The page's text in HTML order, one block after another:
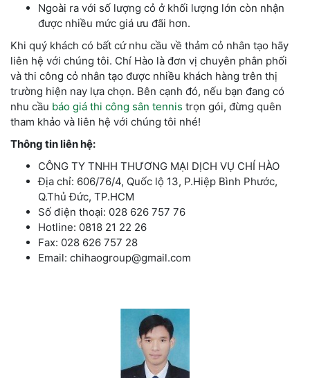
Ngoài ra với số lượng cỏ ở khối lượng lớn còn nhận
được nhiều mức giá ưu đãi hơn.
Khi quý khách có bất cứ nhu cầu về thảm cỏ nhân tạo hãy
liên hệ với chúng tôi. Chí Hào là đơn vị chuyên phân phối
và thi công cỏ nhân tạo được nhiều khách hàng trên thị
trường hiện nay lựa chọn. Bên cạnh đó, nếu bạn đang có
nhu cầu báo giá thi công sân tennis trọn gói, đừng quên
tham khảo và liên hệ với chúng tôi nhé!
Thông tin liên hệ:
CÔNG TY TNHH THƯƠNG MẠI DỊCH VỤ CHÍ HÀO
Địa chỉ: 606/76/4, Quốc lộ 13, P.Hiệp Bình Phước,
Q.Thủ Đức, TP.HCM
Số điện thoại: 028 626 757 76
Hotline: 0818 21 22 26
Fax: 028 626 757 28
Email: chihaogroup@gmail.com